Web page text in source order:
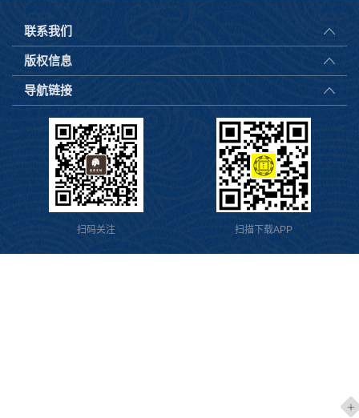
联系我们
版权信息
导航链接
扫码关注 扫描下载APP